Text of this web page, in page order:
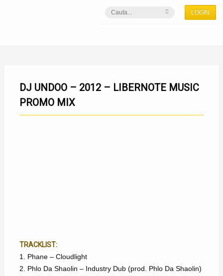
LOGIN
DJ UNDOO – 2012 – LIBERNOTE MUSIC
PROMO MIX
TRACKLIST:
1. Phane – Cloudlight
2. Phlo Da Shaolin – Industry Dub (prod. Phlo Da Shaolin)